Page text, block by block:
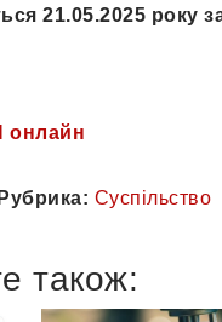
21.05.2025 року
Рубрика: Суспільство
також: